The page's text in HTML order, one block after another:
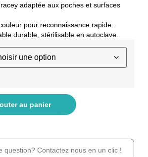
adaptée aux poches et surfaces
pour reconnaissance rapide.
durable, stérilisable en autoclave.
au panier
question? Contactez nous en un clic !